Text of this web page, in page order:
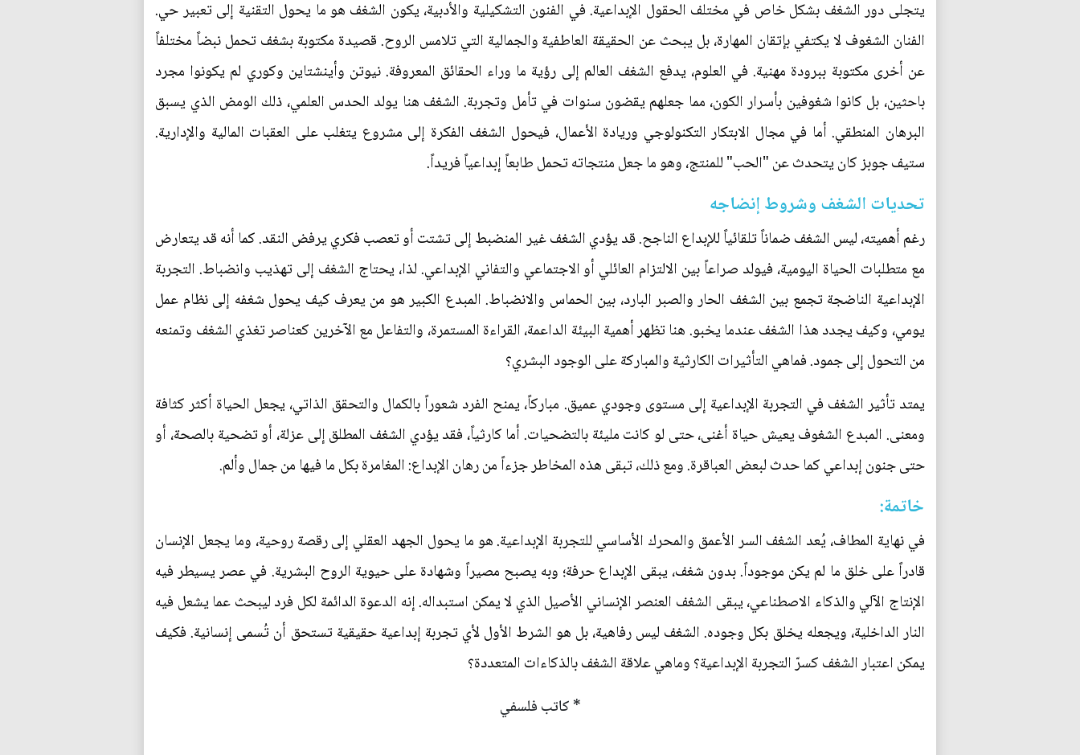
يتجلى دور الشغف بشكل خاص في مختلف الحقول الإبداعية. في الفنون التشكيلية والأدبية، يكون الشغف هو ما يحول التقنية إلى تعبير حي.
الفنان الشغوف لا يكتفي بإتقان المهارة، بل يبحث عن الحقيقة العاطفية والجمالية التي تلامس الروح. قصيدة مكتوبة بشغف تحمل نبضاً مختلفاً
عن أخرى مكتوبة ببرودة مهنية. في العلوم، يدفع الشغف العالم إلى رؤية ما وراء الحقائق المعروفة. نيوتن وأينشتاين وكوري لم يكونوا مجرد
باحثين، بل كانوا شغوفين بأسرار الكون، مما جعلهم يقضون سنوات في تأمل وتجربة. الشغف هنا يولد الحدس العلمي، ذلك الومض الذي يسبق
البرهان المنطقي. أما في مجال الابتكار التكنولوجي وريادة الأعمال، فيحول الشغف الفكرة إلى مشروع يتغلب على العقبات المالية والإدارية.
ستيف جوبز كان يتحدث عن "الحب" للمنتج، وهو ما جعل منتجاته تحمل طابعاً إبداعياً فريداً.
تحديات الشغف وشروط إنضاجه
رغم أهميته، ليس الشغف ضماناً تلقائياً للإبداع الناجح. قد يؤدي الشغف غير المنضبط إلى تشتت أو تعصب فكري يرفض النقد. كما أنه قد يتعارض
مع متطلبات الحياة اليومية، فيولد صراعاً بين الالتزام العائلي أو الاجتماعي والتفاني الإبداعي. لذا، يحتاج الشغف إلى تهذيب وانضباط. التجربة
الإبداعية الناضجة تجمع بين الشغف الحار والصبر البارد، بين الحماس والانضباط. المبدع الكبير هو من يعرف كيف يحول شغفه إلى نظام عمل
يومي، وكيف يجدد هذا الشغف عندما يخبو. هنا تظهر أهمية البيئة الداعمة، القراءة المستمرة، والتفاعل مع الآخرين كعناصر تغذي الشغف وتمنعه
من التحول إلى جمود. فماهي التأثيرات الكارثية والمباركة على الوجود البشري؟
يمتد تأثير الشغف في التجربة الإبداعية إلى مستوى وجودي عميق. مباركاً، يمنح الفرد شعوراً بالكمال والتحقق الذاتي، يجعل الحياة أكثر كثافة
ومعنى. المبدع الشغوف يعيش حياة أغنى، حتى لو كانت مليئة بالتضحيات. أما كارثياً، فقد يؤدي الشغف المطلق إلى عزلة، أو تضحية بالصحة، أو
حتى جنون إبداعي كما حدث لبعض العباقرة. ومع ذلك، تبقى هذه المخاطر جزءاً من رهان الإبداع: المغامرة بكل ما فيها من جمال وألم.
خاتمة:
في نهاية المطاف، يُعد الشغف السر الأعمق والمحرك الأساسي للتجربة الإبداعية. هو ما يحول الجهد العقلي إلى رقصة روحية، وما يجعل الإنسان
قادراً على خلق ما لم يكن موجوداً. بدون شغف، يبقى الإبداع حرفة؛ وبه يصبح مصيراً وشهادة على حيوية الروح البشرية. في عصر يسيطر فيه
الإنتاج الآلي والذكاء الاصطناعي، يبقى الشغف العنصر الإنساني الأصيل الذي لا يمكن استبداله. إنه الدعوة الدائمة لكل فرد ليبحث عما يشعل فيه
النار الداخلية، ويجعله يخلق بكل وجوده. الشغف ليس رفاهية، بل هو الشرط الأول لأي تجربة إبداعية حقيقية تستحق أن تُسمى إنسانية. فكيف
يمكن اعتبار الشغف كسرّ التجربة الإبداعية؟ وماهي علاقة الشغف بالذكاءات المتعددة؟
* كاتب فلسفي